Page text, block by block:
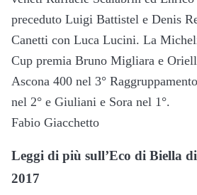
preceduto Luigi Battistel e Denis
Canetti con Luca Lucini. La
Cup premia Bruno Migliara e
Ascona 400 nel 3°
nel 2° e Giuliani e Sora nel 1°.
Fabio Giacchetto
Leggi di più sull’Eco di Biella
2017